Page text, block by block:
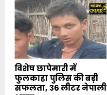
विशेष छापेमारी में
फुलकाहा पुलिस की बड़ी
सफलता, 36 लीटर नेपाली